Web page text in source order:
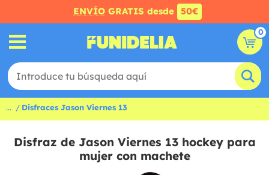
ENVÍO GRATIS desde 50€
0
... Disfraces Jason Viernes 13
Disfraz de Jason Viernes 13 hockey para
mujer con machete